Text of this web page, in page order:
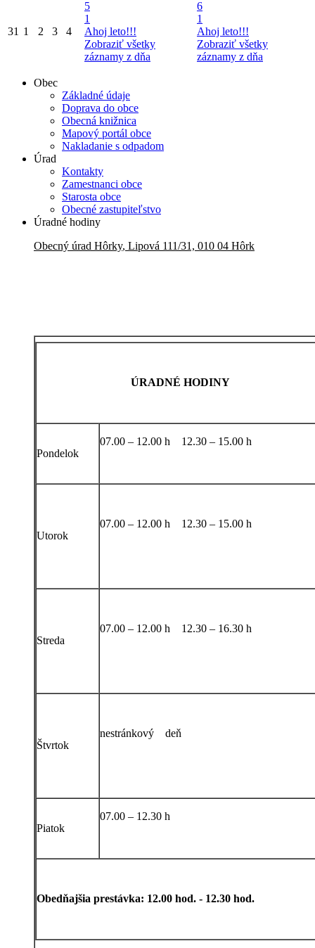
31 1 2 3 4
5
1
Ahoj leto!!!
Zobraziť všetky
záznamy z dňa
6
1
Ahoj leto!!!
Zobraziť všetky
záznamy z dňa
Obec
Základné údaje
Doprava do obce
Obecná knižnica
Mapový portál obce
Nakladanie s odpadom
Úrad
Kontakty
Zamestnanci obce
Starosta obce
Obecné zastupiteľstvo
Úradné hodiny
Obecný úrad Hôrky, Lipová 111/31, 010 04 Hôrk
ÚRADNÉ HODINY
Pondelok
07.00 – 12.00 h 12.30 – 15.00 h
Utorok
07.00 – 12.00 h 12.30 – 15.00 h
Streda
07.00 – 12.00 h 12.30 – 16.30 h
Štvrtok
nestránkový deň
Piatok
07.00 – 12.30 h
Obedňajšia prestávka: 12.00 hod. - 12.30 hod.